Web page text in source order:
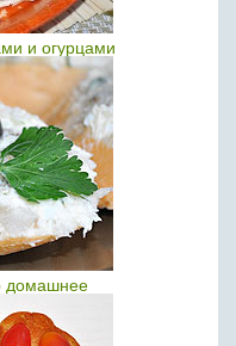
и огурцами
домашнее